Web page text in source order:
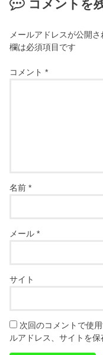
コメントを
メールアドレスが公開さ
欄は必須項目です
コメント*
名前*
メール*
サイト
次回のコメントで使
ルアドレス、サイトを保